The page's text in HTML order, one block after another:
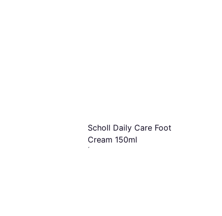
Scholl Daily Care Foot
Cream 150ml
Dermatologisk testet, Vitaminer